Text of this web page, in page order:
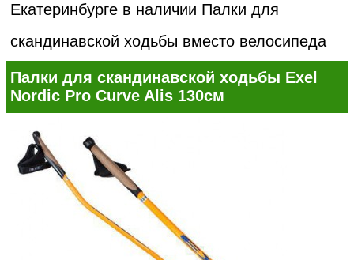
Екатеринбурге в наличии Палки для
скандинавской ходьбы вместо велосипеда
Палки для скандинавской ходьбы Exel
Nordic Pro Curve Alis 130см